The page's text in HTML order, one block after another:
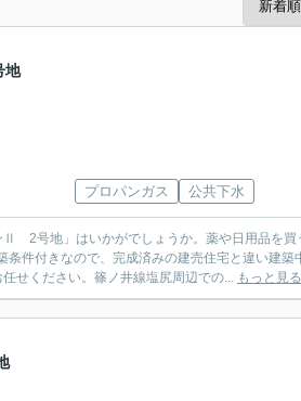
地
プロパンガス 公共下水
2号地」はいかがでしょうか。薬や日用品を買
件付きなので、完成済みの建売住宅と違い建築
せください。篠ノ井線塩尻周辺での... もっと見る